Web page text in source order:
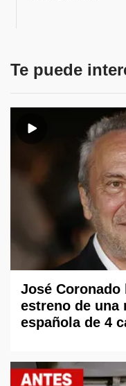
Te puede
José Coronado
estreno de una
española de 4